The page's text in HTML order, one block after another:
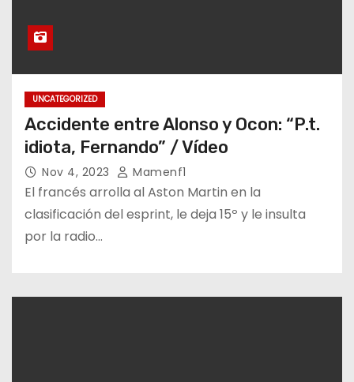
UNCATEGORIZED
Accidente entre Alonso y Ocon: “P.t.
idiota, Fernando” / Vídeo
Nov 4, 2023 Mamenf1
El francés arrolla al Aston Martin en la
clasificación del esprint, le deja 15º y le insulta
por la radio…